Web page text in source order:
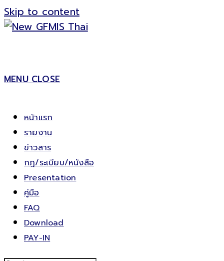
Skip to content
MENU CLOSE
หน้าแรก
รายงาน
ข่าวสาร
กฎ/ระเบียบ/หนังสือ
Presentation
คู่มือ
FAQ
Download
PAY-IN